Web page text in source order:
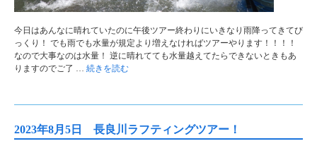
今日はあんなに晴れていたのに午後ツアー終わりにいきなり雨降ってきてび
っくり！ でも雨でも水量が規定より増えなければツアーやります！！！！
なので大事なのは水量！ 逆に晴れてても水量越えてたらできないときもあ
りますのでご了 … 続きを読む
2023年8月5日 長良川ラフティングツアー！